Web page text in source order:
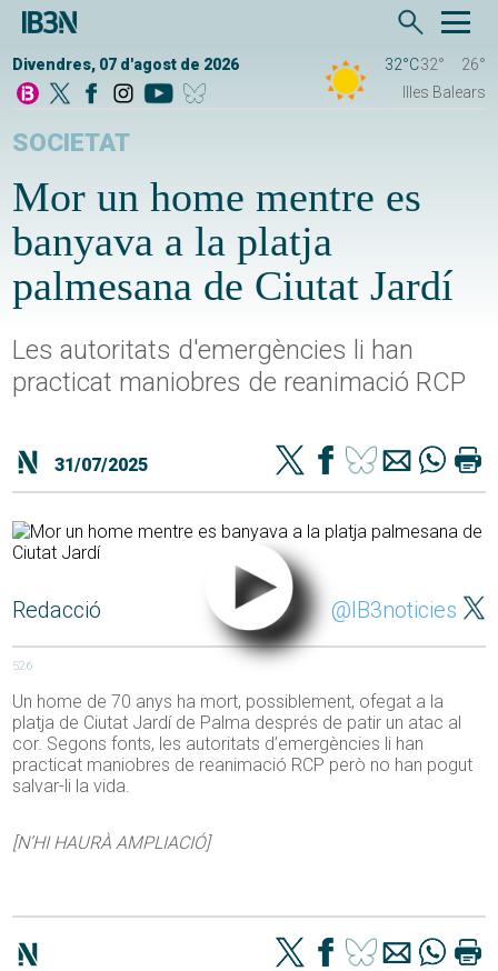
Divendres, 07 d'agost de 2026 32°C32°
26°
Illes Balears
SOCIETAT
Mor un home mentre es
banyava a la platja
palmesana de Ciutat Jardí
Les autoritats d'emergències li han
practicat maniobres de reanimació RCP
31/07/2025
Redacció @IB3noticies
526
Un home de 70 anys ha mort, possiblement, ofegat a la
platja de Ciutat Jardí de Palma després de patir un atac al
cor. Segons fonts, les autoritats d’emergències li han
practicat maniobres de reanimació RCP però no han pogut
salvar-li la vida.
[N’HI HAURÀ AMPLIACIÓ]